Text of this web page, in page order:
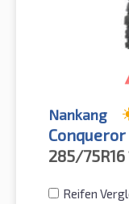
Nankang
Conqueror
285/75R16
Reifen